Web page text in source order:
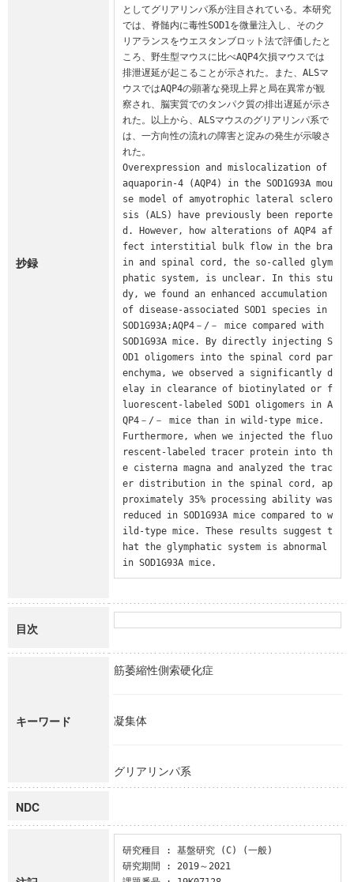
抄録
としてグリアリンパ系が注目されている。本研究
では、脊髄内に毒性SOD1を微量注入し、そのク
リアランスをウエスタンブロット法で評価したと
ころ、野生型マウスに比べAQP4欠損マウスでは
排泄遅延が起こることが示された。また、ALSマ
ウスではAQP4の顕著な発現上昇と局在異常が観
察され、脳実質でのタンパク質の排出遅延が示さ
れた。以上から、ALSマウスのグリアリンパ系で
は、一方向性の流れの障害と淀みの発生が示唆さ
れた。
Overexpression and mislocalization of
aquaporin-4 (AQP4) in the SOD1G93A mou
se model of amyotrophic lateral sclero
sis (ALS) have previously been reporte
d. However, how alterations of AQP4 af
fect interstitial bulk flow in the bra
in and spinal cord, the so-called glym
phatic system, is unclear. In this stu
dy, we found an enhanced accumulation
of disease-associated SOD1 species in
SOD1G93A;AQP4－/－ mice compared with
SOD1G93A mice. By directly injecting S
OD1 oligomers into the spinal cord par
enchyma, we observed a significantly d
elay in clearance of biotinylated or f
luorescent-labeled SOD1 oligomers in A
QP4－/－ mice than in wild-type mice.
Furthermore, when we injected the fluo
rescent-labeled tracer protein into th
e cisterna magna and analyzed the trac
er distribution in the spinal cord, ap
proximately 35% processing ability was
reduced in SOD1G93A mice compared to w
ild-type mice. These results suggest t
hat the glymphatic system is abnormal
in SOD1G93A mice.
目次
キーワード
筋萎縮性側索硬化症
凝集体
グリアリンパ系
NDC
研究種目 : 基盤研究 (C) (一般)
研究期間 : 2019～2021